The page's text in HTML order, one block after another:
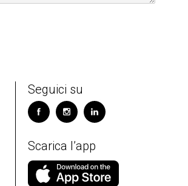
Seguici su
Scarica l’app